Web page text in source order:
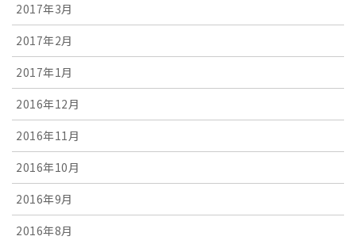
2017年3月
2017年2月
2017年1月
2016年12月
2016年11月
2016年10月
2016年9月
2016年8月